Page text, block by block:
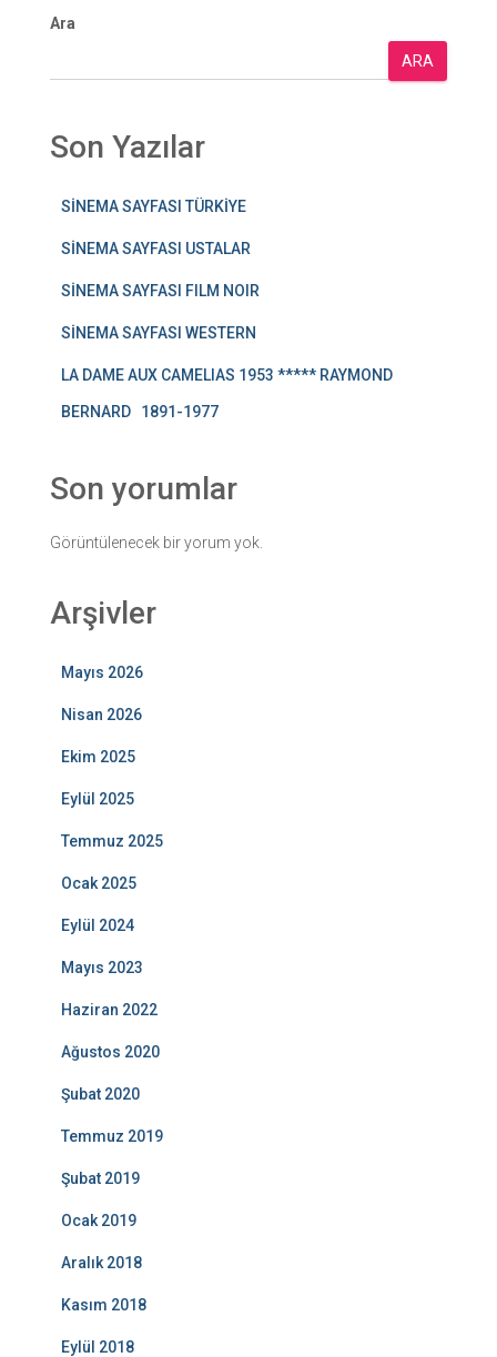
Ara
ARA
Son Yazılar
SİNEMA SAYFASI TÜRKİYE
SİNEMA SAYFASI USTALAR
SİNEMA SAYFASI FILM NOIR
SİNEMA SAYFASI WESTERN
LA DAME AUX CAMELIAS 1953 ***** RAYMOND
BERNARD 1891-1977
Son yorumlar
Görüntülenecek bir yorum yok.
Arşivler
Mayıs 2026
Nisan 2026
Ekim 2025
Eylül 2025
Temmuz 2025
Ocak 2025
Eylül 2024
Mayıs 2023
Haziran 2022
Ağustos 2020
Şubat 2020
Temmuz 2019
Şubat 2019
Ocak 2019
Aralık 2018
Kasım 2018
Eylül 2018